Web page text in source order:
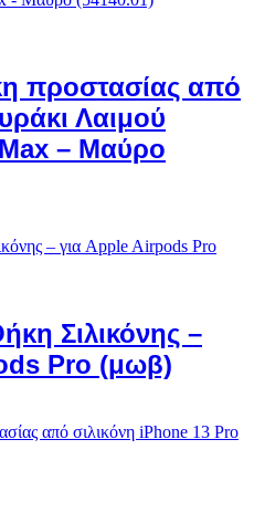
προστασίας από
Λαιμού
– Μαύρο
Σιλικόνης –
Pro (μωβ)